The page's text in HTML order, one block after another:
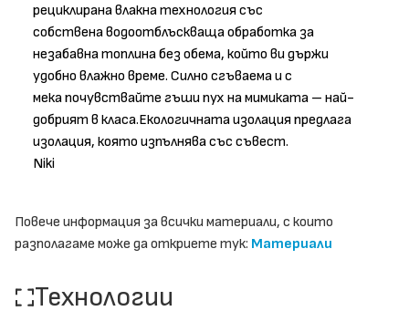
рециклирана влакна технология със
собствена водоотблъскваща обработка за
незабавна топлина без обема, който ви държи
удобно влажно време. Силно сгъваема и с
мека почувствайте гъши пух на мимиката – най-
добрият в класа.Екологичната изолация предлага
изолация, която изпълнява със съвест.
Niki
Повече информация за всички материали, с които
разполагаме може да откриете тук: Материали
Технологии